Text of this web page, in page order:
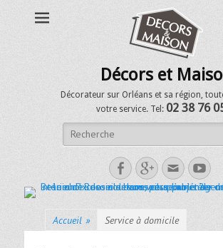
Décors et
Décorateur sur Orléans et sa région,
votre service. Tel: 02 38 76
Accueil » Service à domicile